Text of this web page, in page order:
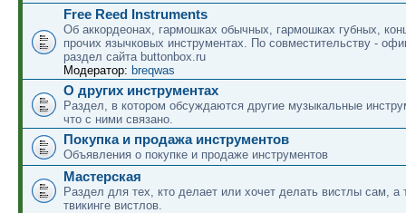
Free Reed Instruments
Об аккордеонах, гармошках обычных, гармошках губных,
прочих язычковых инструментах. По совместительству -
раздел сайта buttonbox.ru
Модератор: breqwas
О других инструментах
Раздел, в котором обсуждаются другие музыкальные
что с ними связано.
Покупка и продажа инструментов
Объявления о покупке и продаже инструментов
Мастерская
Раздел для тех, кто делает или хочет делать вистлы сам, а
твикинге вистлов.